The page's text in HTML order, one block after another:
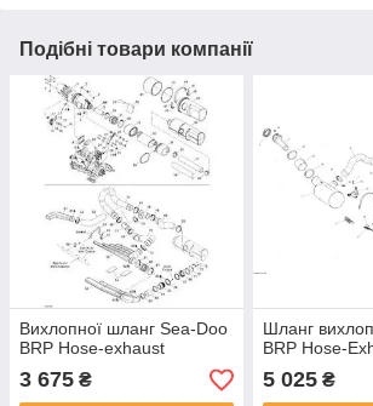
Подібні товари компанії
Вихлопної шланг Sea-Doo
BRP Hose-exhaust
3 675 ₴
Шланг
BRP Hose-
5 025₴